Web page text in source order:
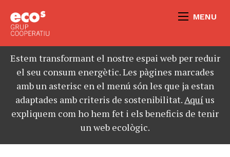
MENU
Estem transformant el nostre espai web per reduir
el seu consum energètic. Les pàgines marcades
amb un asterisc en el menú són les que ja estan
adaptades amb criteris de sostenibilitat.Aquíus
expliquem com ho hem fet i els beneficis de tenir
un web ecològic.